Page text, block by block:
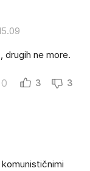
drugih ne more.
3 3